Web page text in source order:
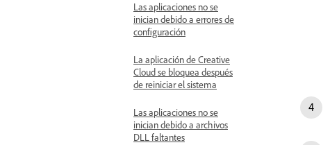
Las aplicaciones no se
inician debido a errores de
configuración
La aplicación de Creative
Cloud se bloquea después
de reiniciar el sistema
Las aplicaciones no se
inician debido a archivos
DLL faltantes